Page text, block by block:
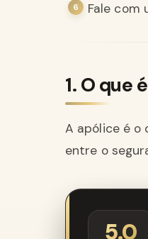
Fale com
1. O que
A apólice é o
entre o
5.0